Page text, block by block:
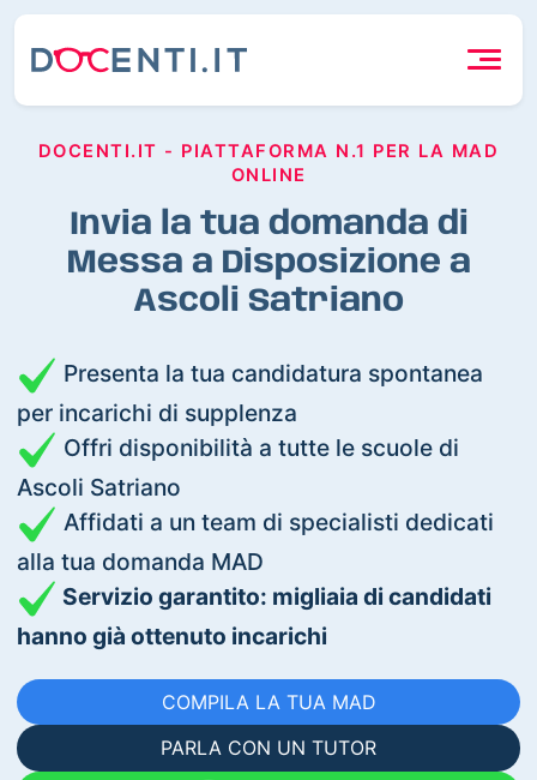
DOCENTI.IT - PIATTAFORMA N.1 PER LA MAD
ONLINE
Invia la tua domanda di
Messa a Disposizione a
Ascoli Satriano
Presenta la tua candidatura spontanea
per incarichi di supplenza
Offri disponibilità a tutte le scuole di
Ascoli Satriano
Affidati a un team di specialisti dedicati
alla tua domanda MAD
Servizio garantito: migliaia di candidati
hanno già ottenuto incarichi
COMPILA LA TUA MAD
PARLA CON UN TUTOR